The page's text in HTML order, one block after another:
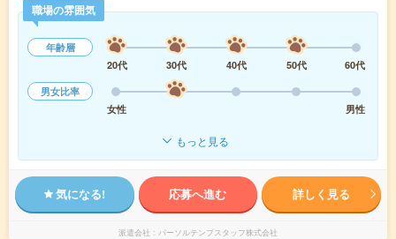
職場の雰囲気
年齢層
20代
30代 40代 50代
60代
男女比率
女性
男性
もっと見る
気になる! 応募へ進む 詳しく見る
派遣会社 パーソルテンプスタッフ株式会社